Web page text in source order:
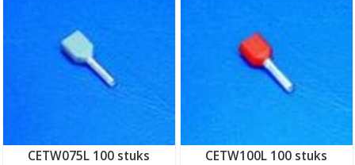
CETW075L 100 stuks CETW100L 100 stuks